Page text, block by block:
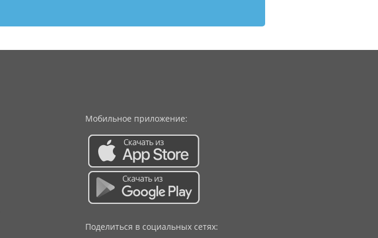
Мобильное приложение:
Поделиться в социальных сетях: